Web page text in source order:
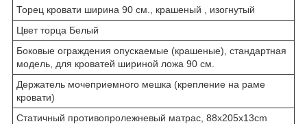
Торец кровати ширина 90 см., крашеный , изогнутый
Цвет торца Белый
Боковые ограждения опускаемые (крашеные), стандартная
модель, для кроватей шириной ложа 90 см.
Держатель мочеприемного мешка (крепление на раме
кровати)
Статичный противопролежневый матрас, 88x205x13cm